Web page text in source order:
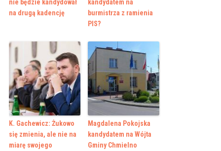
nie będzie kandydował
na drugą kadencję
kandydatem na
burmistrza z ramienia
PIS?
K. Gachewicz: Żukowo
się zmienia, ale nie na
miarę swojego
Magdalena Pokojska
kandydatem na Wójta
Gminy Chmielno